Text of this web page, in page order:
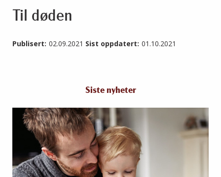
Til døden
Publisert: 02.09.2021 Sist oppdatert: 01.10.2021
Siste nyheter